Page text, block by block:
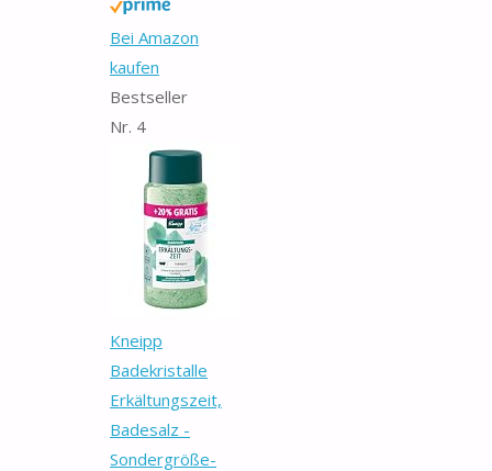
Bei Amazon
kaufen
Bestseller
Nr. 4
Kneipp
Badekristalle
Erkältungszeit,
Badesalz -
Sondergröße-